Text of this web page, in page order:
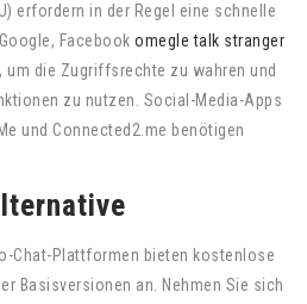
erfordern in der Regel eine schnelle
Facebook omegle talk stranger
um die Zugriffsrechte zu wahren und
zu nutzen. Social-Media-Apps
und Connected2.me benötigen
Chat-Plattformen bieten kostenlose
Basisversionen an. Nehmen Sie sich